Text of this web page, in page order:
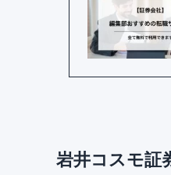
岩井コスモ証